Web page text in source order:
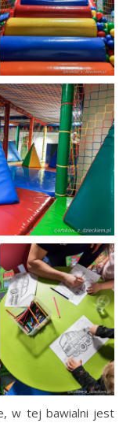
w tej bawialni jest